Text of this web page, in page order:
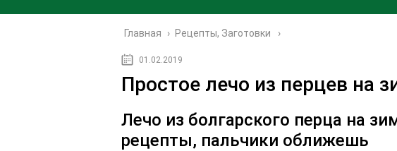
Главная › Рецепты, Заготовки
01.02.2019
Простое лечо из перцев на
Лечо из болгарского перца на
рецепты, пальчики оближешь